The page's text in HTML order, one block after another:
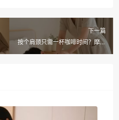
下一篇
按个肩颈只需一杯咖啡时间？摩耶
同城按摩上门30分钟直达！